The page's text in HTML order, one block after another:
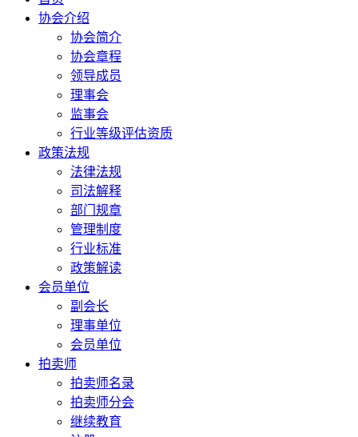
协会介绍
协会简介
协会章程
领导成员
理事会
监事会
行业等级评估资质
政策法规
法律法规
司法解释
部门规章
管理制度
行业标准
政策解读
会员单位
副会长
理事单位
会员单位
拍卖师
拍卖师名录
拍卖师分会
继续教育